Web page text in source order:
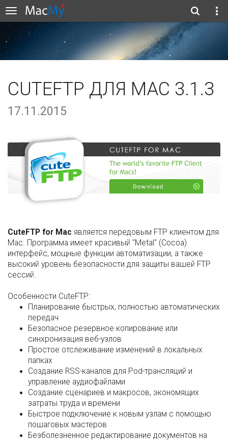
CUTEFTP ДЛЯ MAC 3.1.3
17.11.2015
CuteFTP for Mac является передовым FTP клиентом для
Mac. Программа имеет красивый "Metal" (Cocoa)
интерфейс, мощные функции автоматизации, а также
высокий уровень безопасности для защиты вашей FTP
сессий.
Особенности CuteFTP:
Планирование быстрых, полностью автоматических
передач
Безопасное резервное копирование или
синхронизация веб-узлов
Простое отслеживание изменений в локальных
папках
Создание RSS-каналов для Pod-трансляций и
управление аудиофайлами
Создание сценариев и макросов, экономящих
затраты труда и времени
Быстрое подключение к новым узлам с помощью
пошаговых мастеров
Безболезненное редактирование документов на